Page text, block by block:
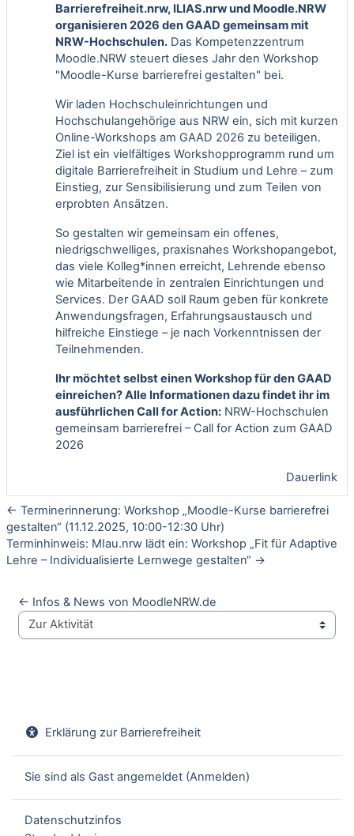
Barrierefreiheit.nrw, ILIAS.nrw und Moodle.NRW
organisieren 2026 den GAAD gemeinsam mit
NRW-Hochschulen. Das Kompetenzzentrum
Moodle.NRW steuert dieses Jahr den Workshop
"Moodle-Kurse barrierefrei gestalten" bei.
Wir laden Hochschuleinrichtungen und
Hochschulangehörige aus NRW ein, sich mit kurzen
Online-Workshops am GAAD 2026 zu beteiligen.
Ziel ist ein vielfältiges Workshopprogramm rund um
digitale Barrierefreiheit in Studium und Lehre – zum
Einstieg, zur Sensibilisierung und zum Teilen von
erprobten Ansätzen.
So gestalten wir gemeinsam ein offenes,
niedrigschwelliges, praxisnahes Workshopangebot,
das viele Kolleg*innen erreicht, Lehrende ebenso
wie Mitarbeitende in zentralen Einrichtungen und
Services. Der GAAD soll Raum geben für konkrete
Anwendungsfragen, Erfahrungsaustausch und
hilfreiche Einstiege – je nach Vorkenntnissen der
Teilnehmenden.
Ihr möchtet selbst einen Workshop für den GAAD
einreichen? Alle Informationen dazu findet ihr im
ausführlichen Call for Action: NRW-Hochschulen
gemeinsam barrierefrei – Call for Action zum GAAD
2026
Dauerlink
← Terminerinnerung: Workshop „Moodle-Kurse barrierefrei
gestalten“ (11.12.2025, 10:00-12:30 Uhr)
Terminhinweis: MIau.nrw lädt ein: Workshop „Fit für Adaptive
Lehre – Individualisierte Lernwege gestalten“ →
← Infos & News von MoodleNRW.de
Zur Aktivität
Erklärung zur Barrierefreiheit
Sie sind als Gast angemeldet (Anmelden)
Datenschutzinfos